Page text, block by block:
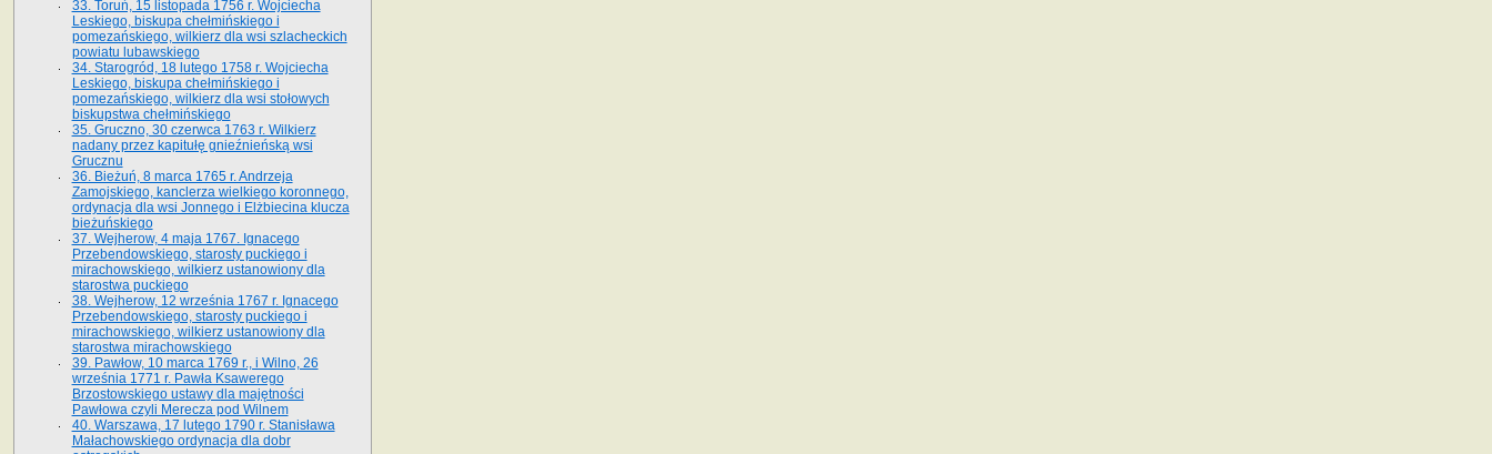
33. Toruń, 15 listopada 1756 r. Wojciecha
Leskiego, biskupa chełmińskiego i
pomezańskiego, wilkierz dla wsi szlacheckich
powiatu lubawskiego
34. Starogród, 18 lutego 1758 r. Wojciecha
Leskiego, biskupa chełmińskiego i
pomezańskiego, wilkierz dla wsi stołowych
biskupstwa chełmińskiego
35. Gruczno, 30 czerwca 1763 r. Wilkierz
nadany przez kapitułę gnieźnieńską wsi
Grucznu
36. Bieżuń, 8 marca 1765 r. Andrzeja
Zamojskiego, kanclerza wielkiego koronnego,
ordynacja dla wsi Jonnego i Elżbiecina klucza
bieżuńskiego
37. Wejherow, 4 maja 1767. Ignacego
Przebendowskiego, starosty puckiego i
mirachowskiego, wilkierz ustanowiony dla
starostwa puckiego
38. Wejherow, 12 września 1767 r. Ignacego
Przebendowskiego, starosty puckiego i
mirachowskiego, wilkierz ustanowiony dla
starostwa mirachowskiego
39. Pawłow, 10 marca 1769 r., i Wilno, 26
września 1771 r. Pawła Ksawerego
Brzostowskiego ustawy dla majętności
Pawłowa czyli Merecza pod Wilnem
40. Warszawa, 17 lutego 1790 r. Stanisława
Małachowskiego ordynacja dla dobr